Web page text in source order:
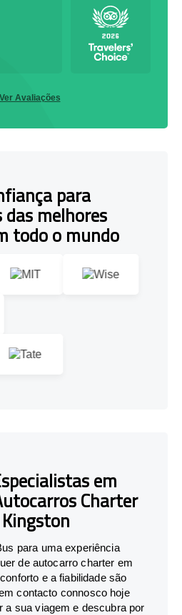
Avaliações
para
melhores
todo o mundo
em
Charter
para uma experiência
de autocarro charter em
e a fiabilidade são
contacto connosco hoje
a sua viagem e descubra por